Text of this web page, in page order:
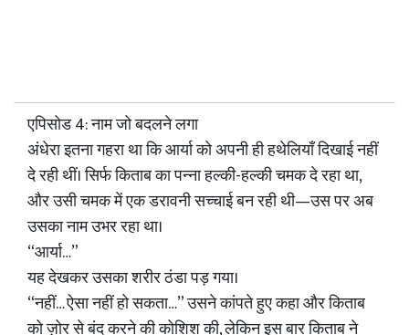
एपिसोड 4: नाम जो बदलने लगा
अंधेरा इतना गहरा था कि आर्या को अपनी ही हथेलियाँ दिखाई नहीं
दे रही थीं। सिर्फ किताब का पन्ना हल्की-हल्की चमक दे रहा था,
और उसी चमक में एक डरावनी सच्चाई बन रही थी—उस पर अब
उसका नाम उभर रहा था।
“आर्या…”
यह देखकर उसका शरीर ठंडा पड़ गया।
“नहीं… ऐसा नहीं हो सकता…” उसने कांपते हुए कहा और किताब
को ज़ोर से बंद करने की कोशिश की, लेकिन इस बार किताब ने